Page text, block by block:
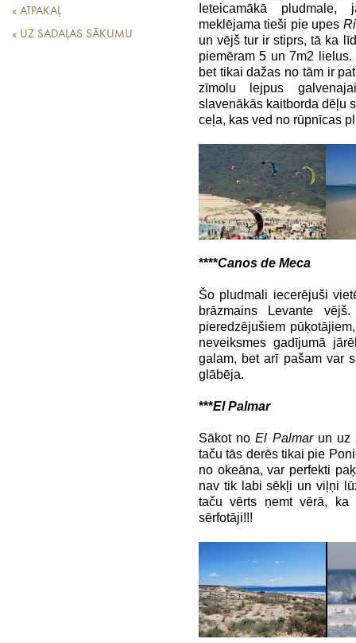
« ATPAKAĻ
« UZ SADAĻAS SĀKUMU
Ieteicamākā pludmale,
meklējama tieši pie upes
un vējš tur ir stiprs, tā ka
piemēram 5 un 7m2
bet tikai dažas no tām ir
zīmolu lejpus
slavenākās kaitborda dēļu
ceļa, kas ved no rūpnīcas
****Canos de Meca
Šo pludmali iecerējuši
brāzmains Levante
pieredzējušiem
neveiksmes gadījumā
galam, bet arī pašam var
glābēja.
***El Palmar
Sākot noEl Palmar un uz
taču tās derēs tikai pie
no okeāna, var perfekti
nav tik labi sēkļi un viļņi
taču vērts ņemt vērā,
sērfotāji!!!